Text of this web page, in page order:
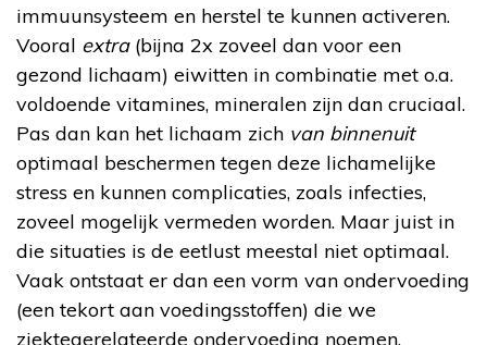
immuunsysteem en herstel te kunnen activeren.
Vooral extra(bijna 2x zoveel dan voor een
gezond lichaam) eiwitten in combinatie met o.a.
voldoende vitamines, mineralen zijn dan cruciaal.
Pas dan kan het lichaam zich van binnenuit
optimaal beschermen tegen deze lichamelijke
stress en kunnen complicaties, zoals infecties,
zoveel mogelijk vermeden worden. Maar juist in
die situaties is de eetlust meestal niet optimaal.
Vaak ontstaat er dan een vorm van ondervoeding
(een tekort aan voedingsstoffen) die we
ziektegerelateerde ondervoeding noemen.